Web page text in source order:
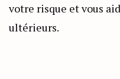
votre risque et vous
ultérieurs.